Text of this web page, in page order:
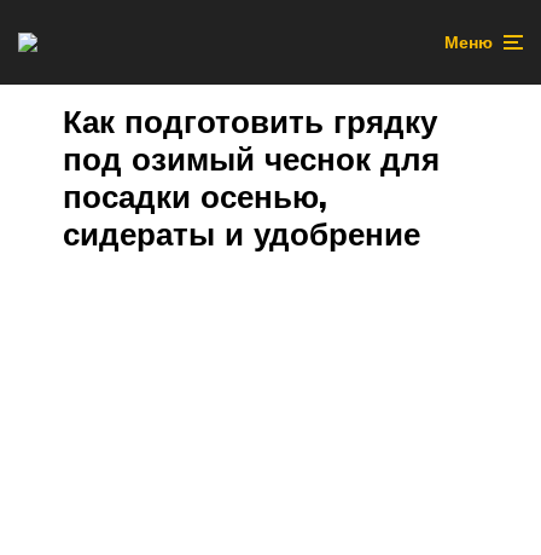
Меню
Как подготовить грядку
под озимый чеснок для
посадки осенью,
сидераты и удобрение